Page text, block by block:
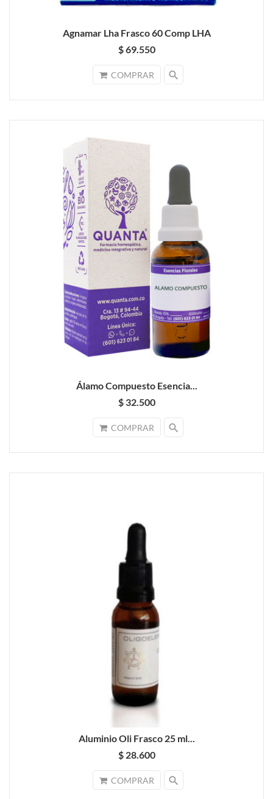
Agnamar Lha Frasco 60 Comp LHA
$ 69.550
COMPRAR search
Álamo Compuesto Esencia...
$ 32.500
COMPRAR search
Aluminio Oli Frasco 25 ml...
$ 28.600
COMPRAR search